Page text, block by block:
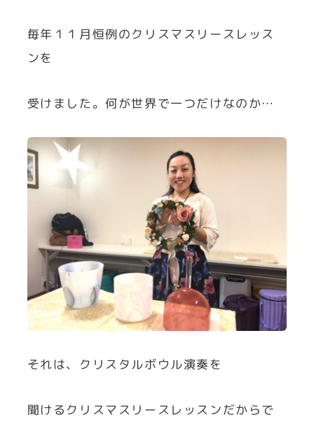
毎年１１月恒例のクリスマスリースレッス
ンを
受けました。何が世界で一つだけなのか…
それは、クリスタルボウル演奏を
聞けるクリスマスリースレッスンだからで